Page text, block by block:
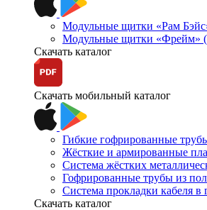
Модульные щитки «Рам
Модульные щитки «Фрейм»
Скачать каталог
Скачать мобильный каталог
Гибкие гофрированные
Жёсткие и армированные
Система жёстких
Гофрированные трубы из
Система прокладки кабеля
Скачать каталог